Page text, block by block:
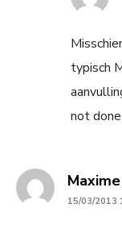
typisch
not done
Maxime
15/03/2013